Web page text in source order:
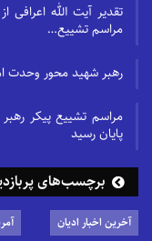
تقدیر آیت الله
مراسم تشییع…
رهبر شهید محور وحدت
مراسم تشییع پیکر
پایان رسید
برچسب‌های
آخرین اخبار ادیان